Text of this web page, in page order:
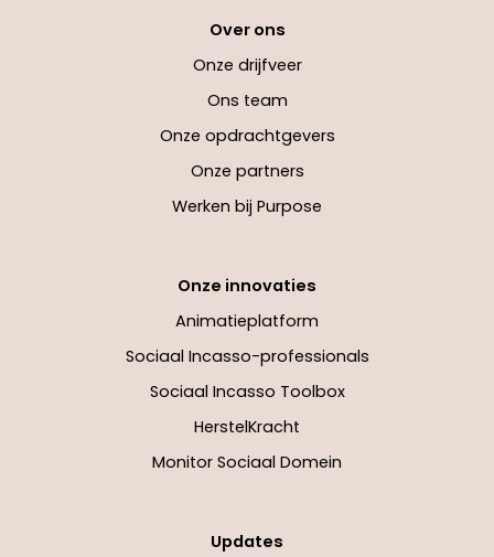
Over ons
Onze drijfveer
Ons team
Onze opdrachtgevers
Onze partners
Werken bij Purpose
Onze innovaties
Animatieplatform
Sociaal Incasso-professionals
Sociaal Incasso Toolbox
HerstelKracht
Monitor Sociaal Domein
Updates